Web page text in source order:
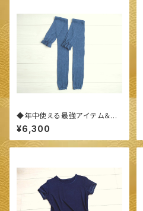
◆年中使える最強アイテム＆最
高の手触り！ワイルドシルク10
0％ ロングアームカバー◆ ～1
00%オーガニックすくも使用 醗
¥6,300